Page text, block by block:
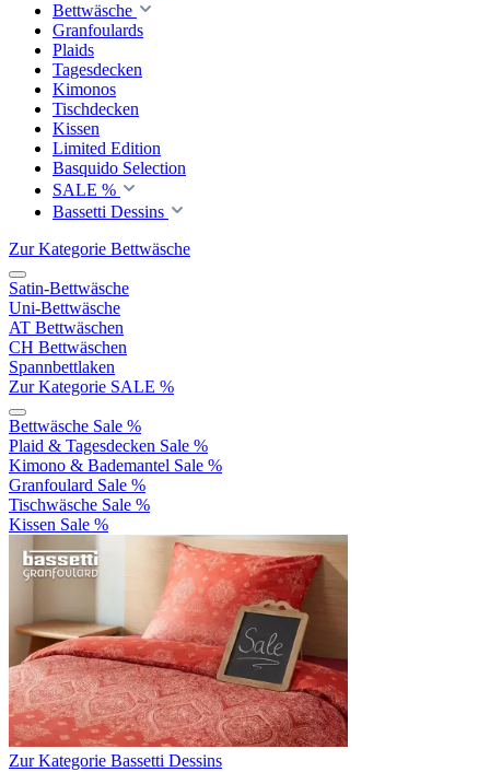
Bettwäsche
Granfoulards
Plaids
Tagesdecken
Kimonos
Tischdecken
Kissen
Limited Edition
Basquido Selection
SALE %
Bassetti Dessins
Zur Kategorie Bettwäsche
Satin-Bettwäsche
Uni-Bettwäsche
AT Bettwäschen
CH Bettwäschen
Spannbettlaken
Zur Kategorie SALE %
Bettwäsche Sale %
Plaid & Tagesdecken Sale %
Kimono & Bademantel Sale %
Granfoulard Sale %
Tischwäsche Sale %
Kissen Sale %
Zur Kategorie Bassetti Dessins